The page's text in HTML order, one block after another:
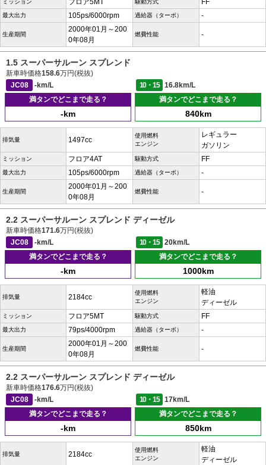
ミッション フロア5MT 駆動方式 FF
最大出力 105ps/6000rpm 過給器（ターボ） -
生産期間
2000年01月～200
0年08月
燃費性能 -
1.5 スーパーサルーン スプレンド
新車時価格158.6万円(税抜)
JC08
-km/L 10・15
16.8km/L
満タンでどこまで走る？
-km
満タンでどこまで走る？
840km
排気量 1497cc
使用燃料
エンジン
レギュラー
ガソリン
ミッション フロア4AT 駆動方式 FF
最大出力 105ps/6000rpm 過給器（ターボ） -
生産期間
2000年01月～200
0年08月
燃費性能 -
2.2 スーパーサルーン スプレンド ディーゼル
新車時価格171.6万円(税抜)
JC08
-km/L 10・15
20km/L
満タンでどこまで走る？
-km
満タンでどこまで走る？
1000km
排気量 2184cc
使用燃料
エンジン
軽油
ディーゼル
ミッション フロア5MT 駆動方式 FF
最大出力 79ps/4000rpm 過給器（ターボ） -
生産期間
2000年01月～200
0年08月
燃費性能 -
2.2 スーパーサルーン スプレンド ディーゼル
新車時価格176.6万円(税抜)
JC08
-km/L 10・15
17km/L
満タンでどこまで走る？
-km
満タンでどこまで走る？
850km
排気量 2184cc
使用燃料
エンジン
軽油
ディーゼル